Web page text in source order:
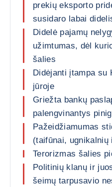
prekių eksporto
susidaro labai
Didelė pajamų
užimtumas, dėl
šalies
Didėjanti įtampa su
jūroje
Griežta bankų
palengvinantys
Pažeidžiamumas
(taifūnai,
Terorizmas šalies
Politinių klanų ir
šeimų tarpusavio